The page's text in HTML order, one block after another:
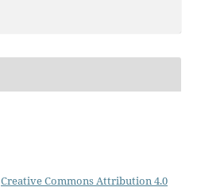
Creative Commons Attribution 4.0